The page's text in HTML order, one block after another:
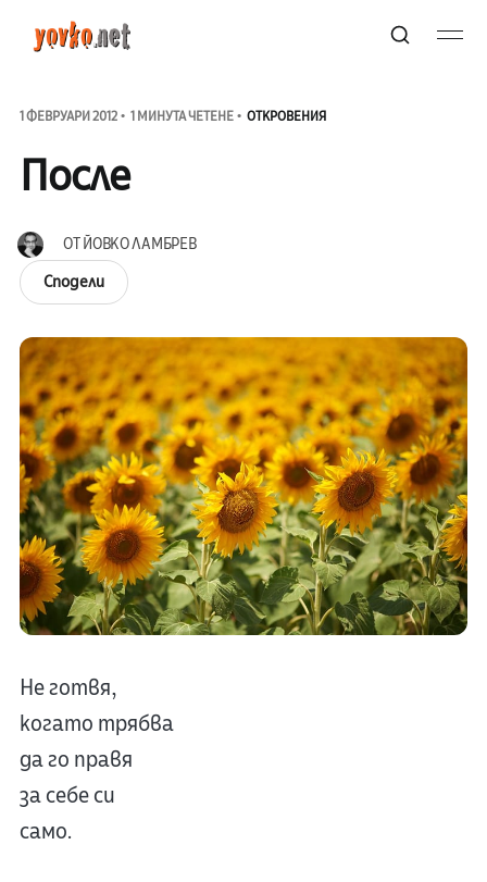
1 ФЕВРУАРИ 2012 1 МИНУТА ЧЕТЕНЕ ОТКРОВЕНИЯ
После
ОТЙОВКО ЛАМБРЕВ
Сподели
Не готвя,
когато трябва
да го правя
за себе си
само.